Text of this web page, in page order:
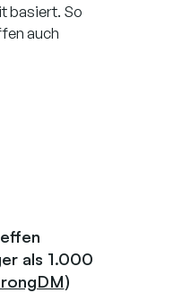
basiert. So
auch
als 1.000
)